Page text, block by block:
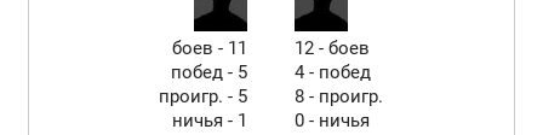
боев - 11
побед - 5
проигр. - 5
ничья - 1
12 - боев
4 - побед
8 - проигр.
0 - ничья